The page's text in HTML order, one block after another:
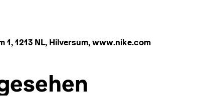
1, 1213 NL, Hilversum, www.nike.com